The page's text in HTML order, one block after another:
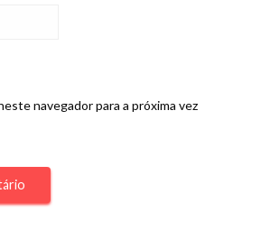
navegador para a próxima vez